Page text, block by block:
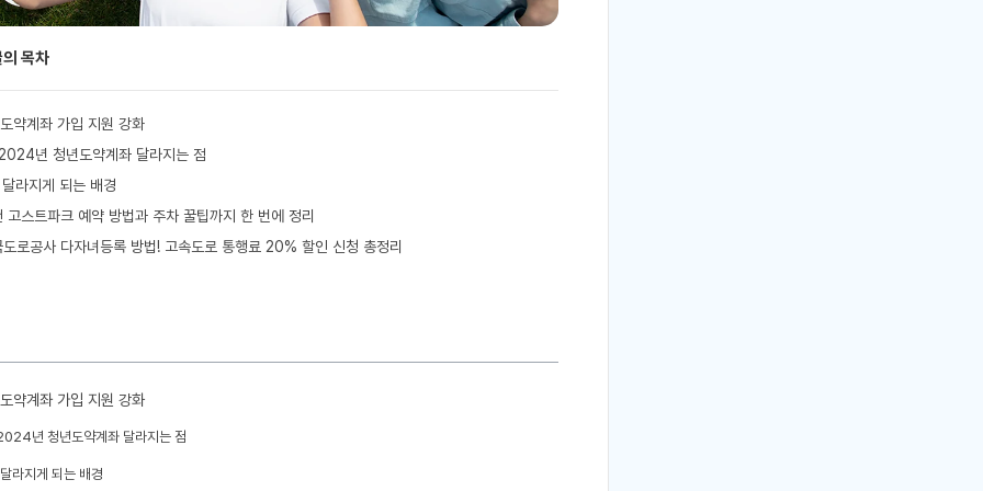
목차
약계좌 가입 지원 강화
년 청년도약계좌 달라지는 점
달라지게 되는 배경
고스트파크 예약 방법과 주차 꿀팁까지 한 번에 정리
도로공사 다자녀등록 방법! 고속도로 통행료 20% 할인 신청 총정리
약계좌 가입 지원 강화
년 청년도약계좌 달라지는 점
달라지게 되는 배경